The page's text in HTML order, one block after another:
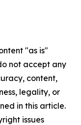
"as is"
not accept any
content,
legality, or
in this article.
issues